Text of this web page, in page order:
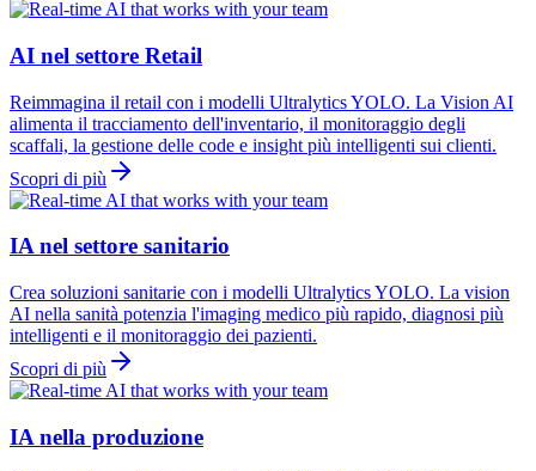
AI nel settore Retail
Reimmagina il retail con i modelli Ultralytics YOLO. La Vision AI
alimenta il tracciamento dell'inventario, il monitoraggio degli
scaffali, la gestione delle code e insight più intelligenti sui clienti.
Scopri di più
IA nel settore sanitario
Crea soluzioni sanitarie con i modelli Ultralytics YOLO. La vision
AI nella sanità potenzia l'imaging medico più rapido, diagnosi più
intelligenti e il monitoraggio dei pazienti.
Scopri di più
IA nella produzione